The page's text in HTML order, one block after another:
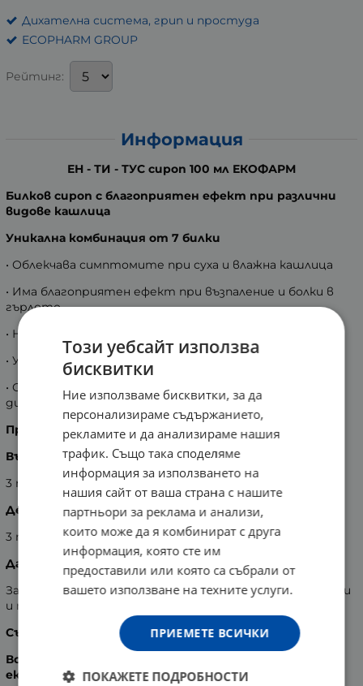
Дихателна система, грип и простуда
ECOPHARM GROUP
Рейтинг:
Информация
ЕН - ТИ - ТУС сироп 100 мл ЕКОФАРМ
Билков сироп с благоприятен ефект при различни
видове кашлица
Уникална комбинация от 7 билки
• Облекчава симптомите при суха и влажна кашлица
• Има благоприятен ефект при възпаление и болки в
гърлото
• Намалява дразненето в гърлото и пресипналия глас
• Успокоява лигавица на гърлото.
• Облекчава симптомите при дразнене на
дихателните пътища с алергичен произход
Препоръчвана доза за дневен прием:
Възрастни:
3 пъти дневно по 10 мл
Деца от 1 до 6 години:
3 пъти дневно по 2,5 мл
Да не се превишава препоръчваната дневна доза!
За постигане на най-добър ефект не приемайте храни
и течности 30 минути след употребата на
Състав:
Всеки 5 ml съдържат стандартизиран растителен
екстракт от:
Този уебсайт използва
бисквитки
Ние използваме бисквитки, за да
персонализираме съдържанието,
рекламите и да анализираме нашия
трафик. Също така споделяме
информация за използването на
нашия сайт от ваша страна с нашите
партньори за реклама и анализи,
които може да я комбинират с друга
информация, която сте им
предоставили или която са събрали от
вашето използване на техните услуги.
ПРИЕМЕТЕ ВСИЧКИ
ПОКАЖЕТЕ ПОДРОБНОСТИ